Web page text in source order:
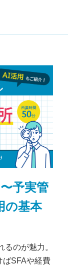
予実管
の基本
のが魅力。
ばSFAや経費